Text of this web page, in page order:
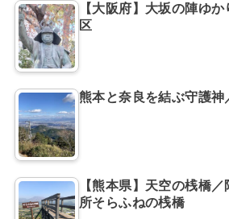
【大阪府】大坂の陣ゆ
区
熊本と奈良を結ぶ守護
【熊本県】天空の桟橋
所そらふねの桟橋